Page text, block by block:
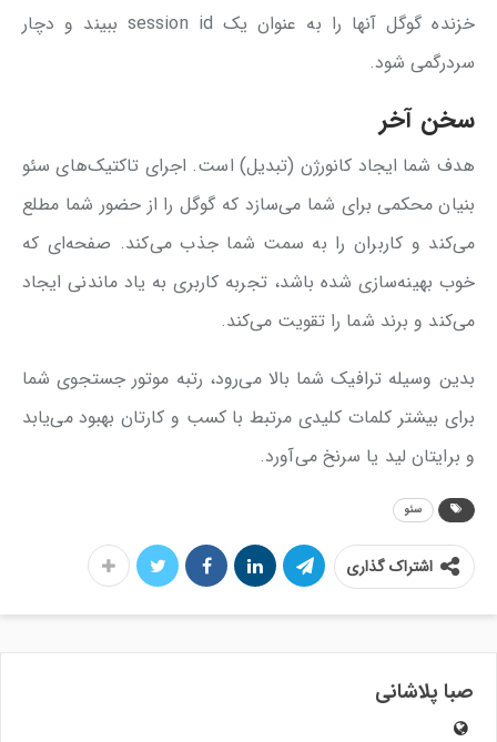
خزنده گوگل آنها را به عنوان یک session id ببیند و دچار
سردرگمی شود.
سخن آخر
هدف شما ایجاد کانورژن (تبدیل) است. اجرای تاکتیک‌های سئو
بنیان محکمی برای شما می‌سازد که گوگل را از حضور شما مطلع
می‌کند و کاربران را به سمت شما جذب می‌کند. صفحه‌ای که
خوب بهینه‌سازی شده باشد، تجربه کاربری به یاد ماندنی ایجاد
می‌کند و برند شما را تقویت می‌کند.
بدین وسیله ترافیک شما بالا می‌رود، رتبه موتور جستجوی شما
برای بیشتر کلمات کلیدی مرتبط با کسب و کارتان بهبود می‌یابد
و برایتان لید یا سرنخ می‌آورد.
سئو
اشتراک گذاری
صبا پلاشانی